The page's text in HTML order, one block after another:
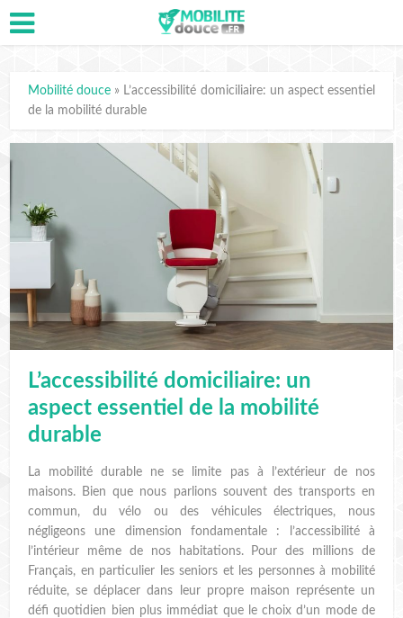
Mobilité douce » L’accessibilité domiciliaire: un aspect essentiel
de la mobilité durable
L’accessibilité domiciliaire: un
aspect essentiel de la mobilité
durable
La mobilité durable ne se limite pas à l’extérieur de nos
maisons. Bien que nous parlions souvent des transports en
commun, du vélo ou des véhicules électriques, nous
négligeons une dimension fondamentale : l’accessibilité à
l’intérieur même de nos habitations. Pour des millions de
Français, en particulier les seniors et les personnes à mobilité
réduite, se déplacer dans leur propre maison représente un
défi quotidien bien plus immédiat que le choix d’un mode de